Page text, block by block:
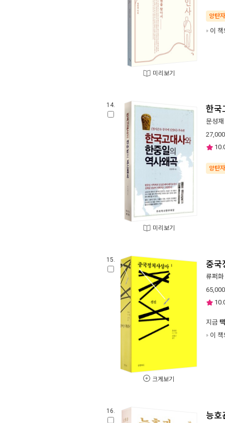
미리보기
양탄
이
14.
미리보기
한국
문성재
27,000
양탄
15.
크게보기
중국
류쩌화
65,000
지금
이
16. 능호